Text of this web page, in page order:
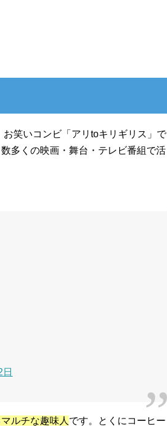
笑いコンビ「アリtoキリギリス」で
多くの映画・舞台・テレビ番組で活
ルチな趣味人 です。とくにコーヒー